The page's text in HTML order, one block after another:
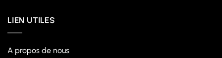
LIEN UTILES
A propos de nous